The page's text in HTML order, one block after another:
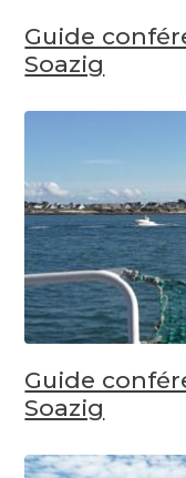
Guide
Soazig
Guide
Soazig